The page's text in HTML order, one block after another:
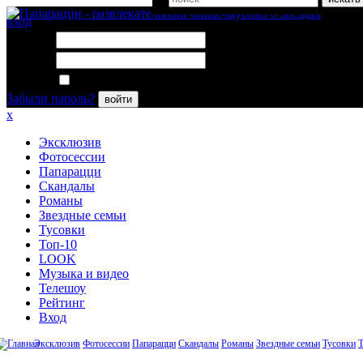
вход
Забыли пароль?
войти
x
Эксклюзив
Фотосессии
Папарацци
Скандалы
Романы
Звездные семьи
Тусовки
Топ-10
LOOK
Музыка и видео
Телешоу
Рейтинг
Вход
Эксклюзив Фотосессии Папарацци Скандалы Романы Звездные семьи Тусовки